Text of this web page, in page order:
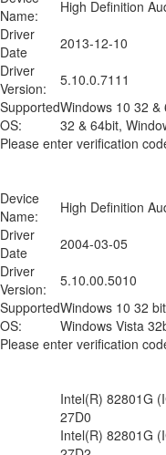
Name:
High Definition
Driver
Date
2013-12-10
Driver
Version:
5.10.0.7111
Supported
OS:
Windows 10 32
32 & 64bit,
Please enter verification
Device
Name:
High Definition
Driver
Date
2004-03-05
Driver
Version:
5.10.00.5010
Supported
OS:
Windows 10 32
Windows Vista
Please enter verification
Intel(R) 82801G
27D0
Intel(R) 82801G